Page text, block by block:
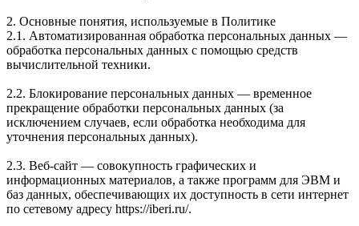
2. Основные понятия, используемые в Политике
2.1. Автоматизированная обработка персональных данных —
обработка персональных данных с помощью средств
вычислительной техники.
2.2. Блокирование персональных данных — временное
прекращение обработки персональных данных (за
исключением случаев, если обработка необходима для
уточнения персональных данных).
2.3. Веб-сайт — совокупность графических и
информационных материалов, а также программ для ЭВМ и
баз данных, обеспечивающих их доступность в сети интернет
по сетевому адресу https://iberi.ru/.